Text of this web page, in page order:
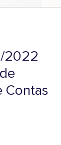
2022
Contas